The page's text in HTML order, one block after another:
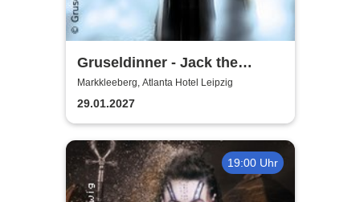
Gruseldinner - Jack the
Ripper
Markkleeberg, Atlanta Hotel Leipzig
29.01.2027
19:00 Uhr